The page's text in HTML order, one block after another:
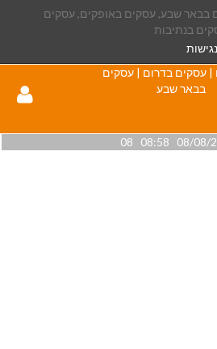
בבאר שבע, עסקים באופקים, עסקים
בנתיבות
08/08/2026